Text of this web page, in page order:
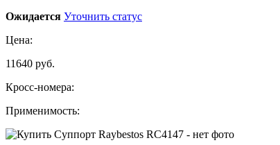
Ожидается Уточнить статус
Цена:
11640 руб.
Кросс-номера:
Применимость: